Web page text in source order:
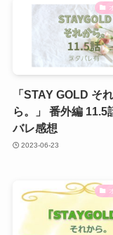
「STAY GOLD そ
ら。」 番外編 11.5
バレ感想
2023-06-23